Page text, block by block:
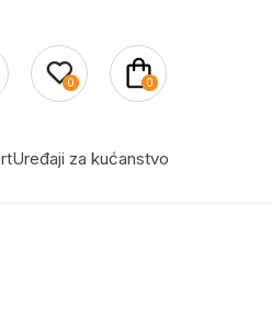
0 0
Uređaji za kućanstvo